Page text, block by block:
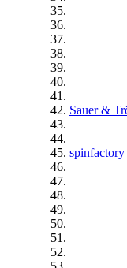
Sauer &
spinfactory